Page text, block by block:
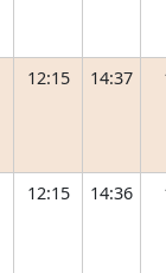
12:15 14:37
12:15 14:36